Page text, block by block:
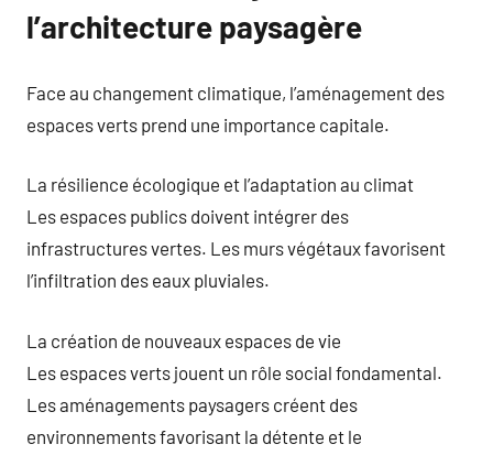
l’architecture paysagère
Face au changement climatique, l’aménagement des
espaces verts prend une importance capitale.
La résilience écologique et l’adaptation au climat
Les espaces publics doivent intégrer des
infrastructures vertes. Les murs végétaux favorisent
l’infiltration des eaux pluviales.
La création de nouveaux espaces de vie
Les espaces verts jouent un rôle social fondamental.
Les aménagements paysagers créent des
environnements favorisant la détente et le